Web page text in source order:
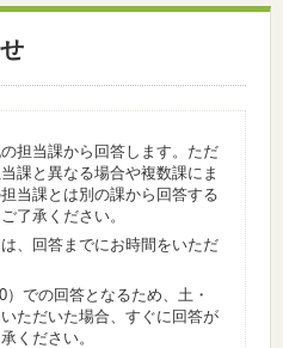
担当課から回答します。ただ
課と異なる場合や複数課にま
当課とは別の課から回答する
了承ください。
、回答までにお時間をいただ
での回答となるため、土・
ただいた場合、すぐに回答が
ください。